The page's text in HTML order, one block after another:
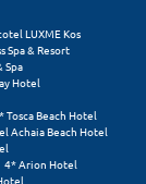
LUXME Kos
Spa & Resort
Spa
Hotel
Tosca Beach Hotel
Achaia Beach Hotel
4* Arion Hotel